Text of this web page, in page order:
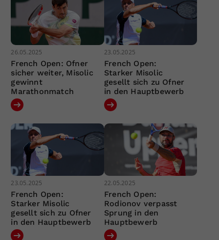
26.05.2025
French Open: Ofner
sicher weiter, Misolic
gewinnt
Marathonmatch
23.05.2025
French Open:
Starker Misolic
gesellt sich zu Ofner
in den Hauptbewerb
23.05.2025
French Open:
Starker Misolic
gesellt sich zu Ofner
in den Hauptbewerb
22.05.2025
French Open:
Rodionov verpasst
Sprung in den
Hauptbewerb